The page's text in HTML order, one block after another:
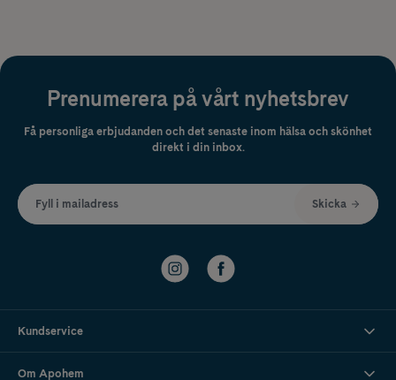
Prenumerera på vårt nyhetsbrev
Få personliga erbjudanden och det senaste inom hälsa och skönhet
direkt i din inbox.
Fyll i mailadress Skicka
Kundservice
Om Apohem